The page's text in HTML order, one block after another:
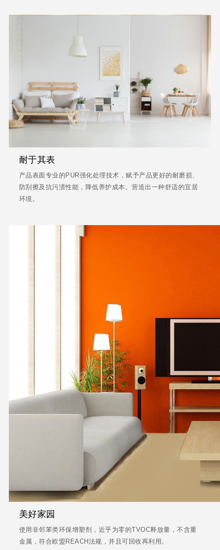
耐于其表
产品表面专业的PUR强化处理技术，赋予产品更好的耐磨损、
防刮擦及抗污渍性能，降低养护成本。营造出一种舒适的宜居
环境。
美好家园
使用非邻苯类环保增塑剂，近乎为零的TVOC释放量，不含重
金属，符合欧盟REACH法规，并且可回收再利用。